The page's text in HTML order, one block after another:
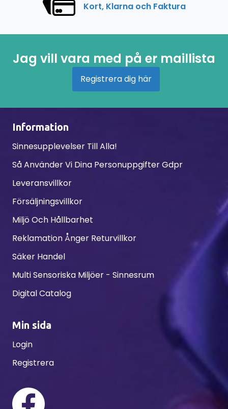
Kort, Klarna och Faktura
Jag vill vara med på er maillista
Registrera dig här
Information
Sinnesupplevelser Till Alla!
Så Använder Vi Dina Personuppgifter Gdpr
Leveransvillkor
Försäljningsvillkor
Miljö Och Hållbarhet
Reklamation Ånger Returvillkor
Säker Handel
Multi Sensoriska Miljöer - Sinnesrum
Digital Catalog
Min sida
Login
Registrera